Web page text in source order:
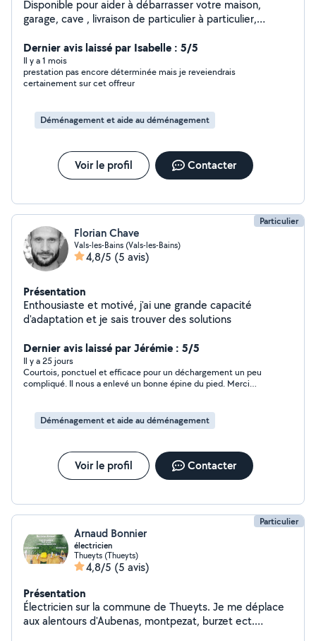
Disponible pour aider à débarrasser votre maison,
garage, cave , livraison de particulier à particulier,
Dernier avis laissé par Isabelle : 5/5
Il y a 1 mois
prestation pas encore déterminée mais je reveiendrais
certainement sur cet offreur
Déménagement et aide au déménagement
Voir le profil Contacter
Particulier
Florian Chave
Vals-les-Bains (Vals-les-Bains)
4,8/5 (5 avis)
Présentation
Enthousiaste et motivé, j'ai une grande capacité
d'adaptation et je sais trouver des solutions
Dernier avis laissé par Jérémie : 5/5
Il y a 25 jours
Courtois, ponctuel et efficace pour un déchargement un peu
compliqué. Il nous a enlevé un bonne épine du pied. Merci
Déménagement et aide au déménagement
Voir le profil Contacter
Particulier
Arnaud Bonnier
électricien
Thueyts (Thueyts)
4,8/5 (5 avis)
Présentation
Électricien sur la commune de Thueyts. Je me déplace
aux alentours d'Aubenas, montpezat, burzet ect.